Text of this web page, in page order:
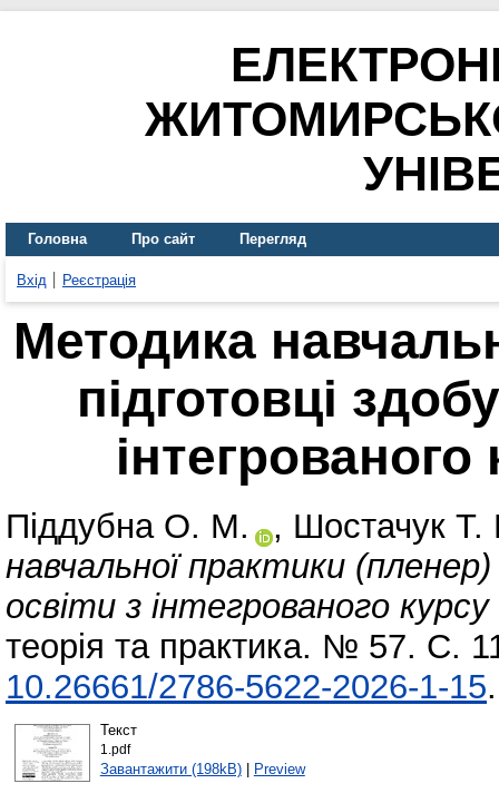
Головна Про сайт Перегляд
Вхід Реєстрація
Методика
підготовці
Піддубна О. М. , Шостачук Т.
навчальної практики (пленер)
освіти з інтегрованого
теорія та практика. № 57. С.
10.26661/2786-5622-2026-1-15.
Текст
1.pdf
Завантажити (198kB)| Preview